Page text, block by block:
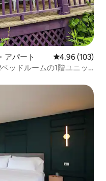
アパート レビュー103
4.96 (103)
ッドルームの1階ユニッ